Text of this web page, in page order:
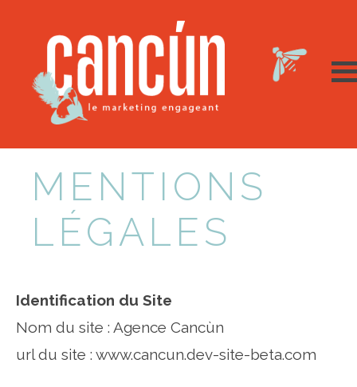
MENTIONS
LÉGALES
Identification du Site
Nom du site : Agence Cancùn
url du site : www.cancun.dev-site-beta.com